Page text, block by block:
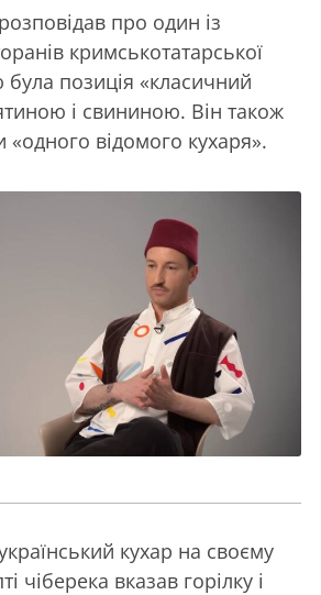
про один із
кримськотатарської
була позиція «класичний
і свининою. Він також
«одного відомого кухаря».
кухар на своєму
чіберека вказав горілку і